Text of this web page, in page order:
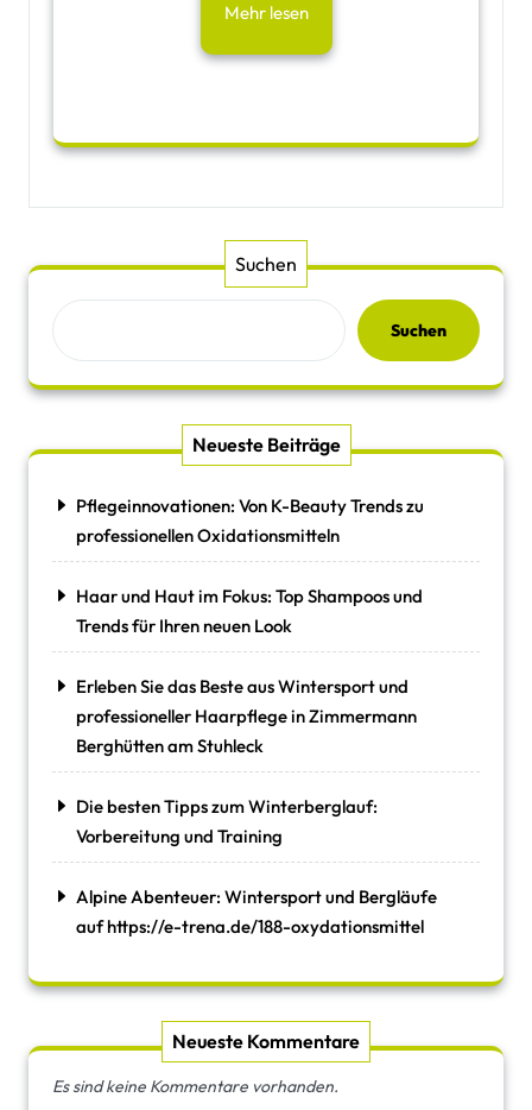
Mehr lesen
Suchen
Suchen
Neueste Beiträge
Pflegeinnovationen: Von K-Beauty Trends zu
professionellen Oxidationsmitteln
Haar und Haut im Fokus: Top Shampoos und
Trends für Ihren neuen Look
Erleben Sie das Beste aus Wintersport und
professioneller Haarpflege in Zimmermann
Berghütten am Stuhleck
Die besten Tipps zum Winterberglauf:
Vorbereitung und Training
Alpine Abenteuer: Wintersport und Bergläufe
auf https://e-trena.de/188-oxydationsmittel
Neueste Kommentare
Es sind keine Kommentare vorhanden.